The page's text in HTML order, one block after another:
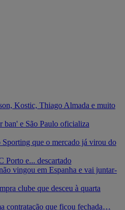
Kostic, Thiago Almada e muito
ban' e São Paulo oficializa
que o mercado já virou do
Porto e... descartado
vingou em Espanha e vai juntar-
clube que desceu à quarta
contratação que ficou fechada…